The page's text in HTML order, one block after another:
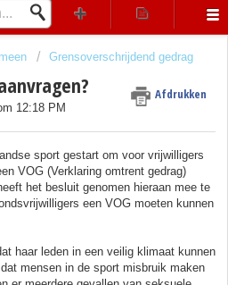
Grensoverschrijdend gedrag
Afdrukken
12:18 PM
sport gestart om voor vrijwilligers
VOG (Verklaring omtrent gedrag)
het besluit genomen hieraan mee te
een VOG moeten kunnen
haar leden in een veilig klimaat kunnen
mensen in de sport misbruik maken